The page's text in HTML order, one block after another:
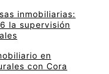
inmobiliarias:
la supervisión
en
con Cora